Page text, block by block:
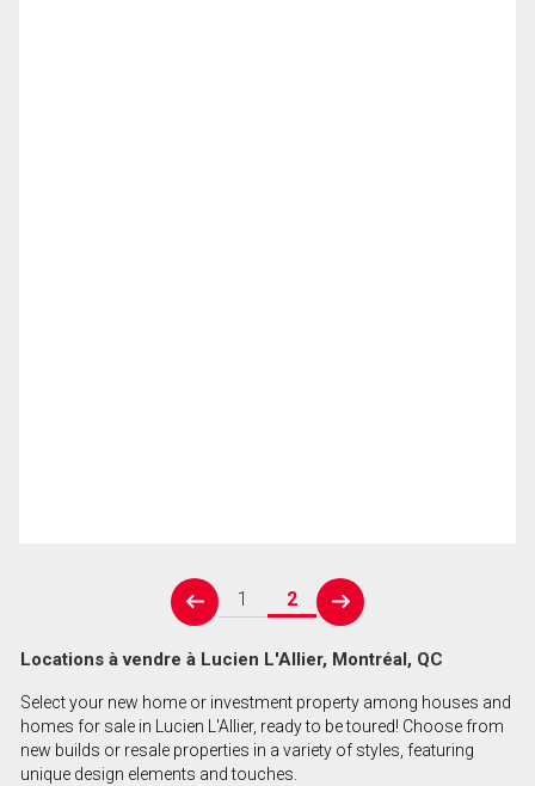
prev
1 2
next
Locations à vendre à Lucien L'Allier, Montréal, QC
Select your new home or investment property among houses and
homes for sale in Lucien L'Allier, ready to be toured! Choose from
new builds or resale properties in a variety of styles, featuring
unique design elements and touches.